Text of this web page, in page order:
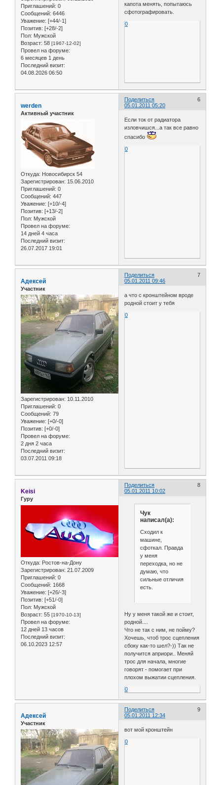
Приглашений: 0
Сообщений: 6446
Уважение: [+44/-1]
Позитив: [+28/-2]
Пол: Мужской
Возраст: 58 [1967-12-02]
Провел на форуме:
6 месяцев 1 день
Последний визит:
04.08.2026 06:50
капота менять, попытаюсь
сфотографировать.
0
Поделиться
6
05.01.2011 05:20
werden
Активный участник
Откуда: Новосибирск 54
Зарегистрирован: 15.06.2010
Приглашений: 0
Сообщений: 447
Уважение: [+10/-4]
Позитив: [+13/-2]
Пол: Мужской
Провел на форуме:
14 дней 4 часа
Последний визит:
26.07.2017 19:01
Если ток от радиатора
изловчишся...а так все равно
спасибо
0
Поделиться
7
05.01.2011 09:46
Адексей
Участник
Зарегистрирован: 10.11.2010
Приглашений: 0
Сообщений: 79
Уважение: [+0/-0]
Позитив: [+0/-0]
Провел на форуме:
2 дня 2 часа
Последний визит:
03.07.2011 09:18
а что с кронштейном вроде
родной стоит у тебя
0
Поделиться
8
05.01.2011 10:02
Keisi
Гуру
Откуда: Ростов-на-Дону
Зарегистрирован: 21.07.2009
Приглашений: 0
Сообщений: 1668
Уважение: [+26/-3]
Позитив: [+51/-0]
Пол: Мужской
Возраст: 55 [1970-10-13]
Провел на форуме:
12 дней 13 часов
Последний визит:
06.10.2023 12:57
Чук
написал(а):
Сходил к
машине,
сфоткал. Правда
у меня
переходка, но не
думаю, что
сильные отличия
есть.
Ну у меня такой же и стоит,
родной....
Что не так с ним, не пойму?
Хочешь, чтоб трос сцепления
сбоку как-то шел?-)) Так не
получится априори.. Меняй
трос для начала, многие
говорят - помогает при
плохом выжатии сцепления.
0
Поделиться
9
05.01.2011 12:34
Адексей
Участник
вот мой кронштейн
0